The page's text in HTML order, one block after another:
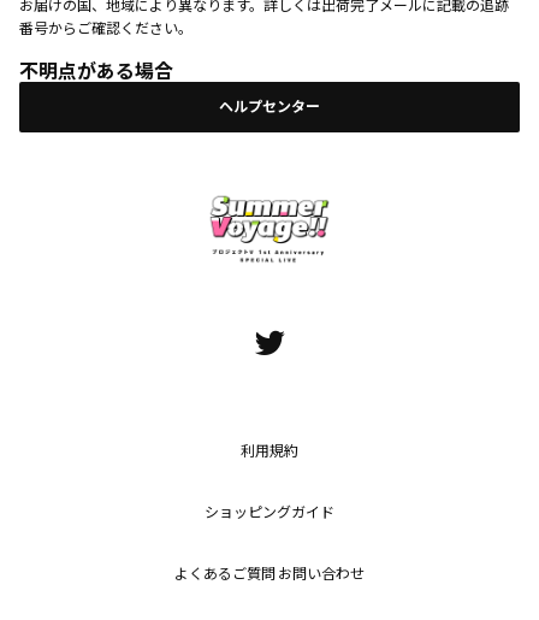
お届けの国、地域により異なります。詳しくは出荷完了メールに記載の追跡
番号からご確認ください。
不明点がある場合
ヘルプセンター
利用規約
ショッピングガイド
よくあるご質問 お問い合わせ